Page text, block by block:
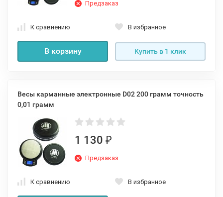
Предзаказ
К сравнению В избранное
В корзину Купить в 1 клик
Весы карманные электронные D02 200 грамм точность
0,01 грамм
1 130 ₽
Предзаказ
К сравнению В избранное